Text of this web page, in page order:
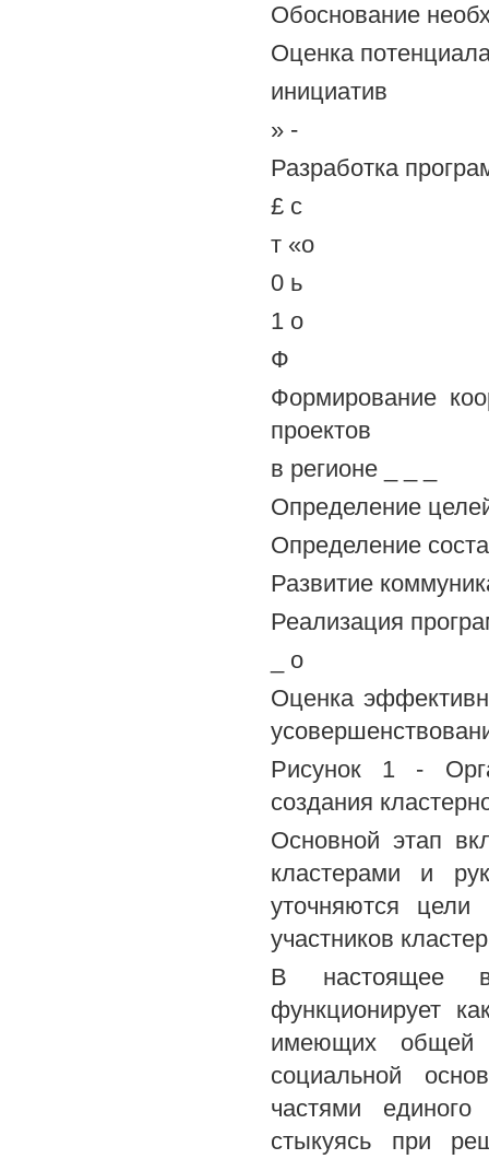
Обоснование
Оценка
инициатив
» -
Разработка
£ с
т «о
0 ь
1 о
Ф
Формирование
проектов
в регионе _ _ _
Определение
Определение
Развитие
Реализация
_ о
Оценка
Рисунок 1 -
создания
Основной этап
кластерами и
уточняются
участников
В настоящее
функционирует
имеющих общей
социальной
частями
стыкуясь при